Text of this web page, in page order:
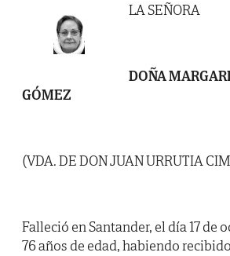
LA SEÑORA
DOÑA
GÓMEZ
(VDA. DE DON JUAN URRUTIA
Falleció en Santander, el día 17 de
76 años de edad, habiendo recibido